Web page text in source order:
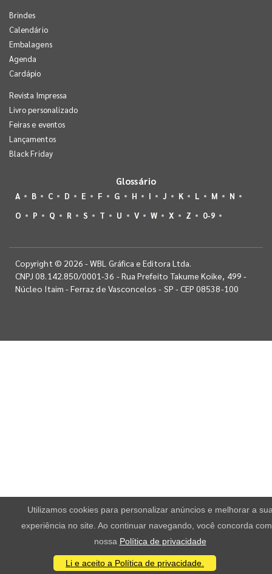
Brindes
Calendário
Embalagens
Agenda
Cardápio
Revista Impressa
Livro personalizado
Feiras e eventos
Lançamentos
Black Friday
Glossário
A B C D E F G H I J K L M
N
O
P Q R S T U V W X Z 0-9
Copyright © 2026 - WBL Gráfica e Editora Ltda.
CNPJ 08.142.850/0001-36 - Rua Prefeito Takume Koike, 499 -
Núcleo Itaim - Ferraz de Vasconcelos - SP - CEP 08538-100
Utilizamos cookies para personalizar anúncios e melhorar a
experiência no site. Ao continuar navegando, você concorda
nossa Política de privacidade
Li e aceito a Política de privacidade.